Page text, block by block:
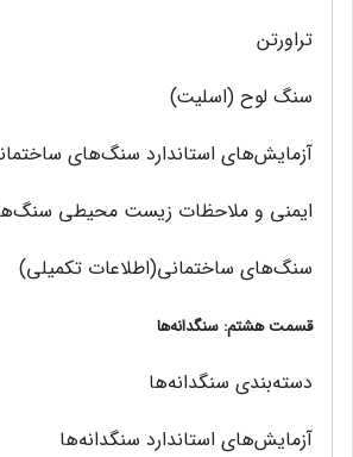
تراورتن
سنگ لوح (اسلیت)
آزمايش‌هاي استاندارد سنگ‌های
ایمنی و ملاحظات زیست ‌محیطی
سنگ‌های ساختمانی(اطلاعات تکمیلی)
قسمت هشتم: سنگدانه‌ها
دسته‌بندی سنگدانه‌ها
آزمایش‌های استاندارد سنگدانه‌ها